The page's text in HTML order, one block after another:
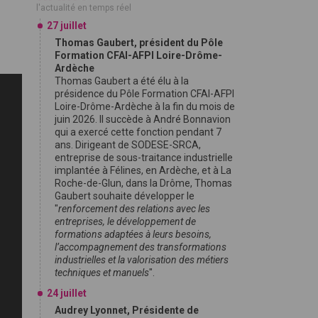
l'actualité en temps réel
27 juillet
Thomas Gaubert, président du Pôle
Formation CFAI-AFPI Loire-Drôme-
Ardèche
Thomas Gaubert a été élu à la
présidence du Pôle Formation CFAI-AFPI
Loire-Drôme-Ardèche à la fin du mois de
juin 2026. Il succède à André Bonnavion
qui a exercé cette fonction pendant 7
ans. Dirigeant de SODESE-SRCA,
entreprise de sous-traitance industrielle
implantée à Félines, en Ardèche, et à La
Roche-de-Glun, dans la Drôme, Thomas
Gaubert souhaite développer le
"renforcement des relations avec les
entreprises, le développement de
formations adaptées à leurs besoins,
l’accompagnement des transformations
industrielles et la valorisation des métiers
techniques et manuels".
24 juillet
Audrey Lyonnet, Présidente de